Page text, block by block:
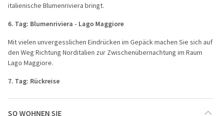
italienische Blumenriviera bringt.
6. Tag: Blumenriviera - Lago Maggiore
Mit vielen unvergesslichen Eindrücken im Gepäck machen Sie sich auf
den Weg Richtung Norditalien zur Zwischenübernachtung im Raum
Lago Maggiore.
7. Tag: Rückreise
SO WOHNEN SIE